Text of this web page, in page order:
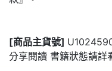
[商品主貨號]
分享閱讀 書籍狀態請詳